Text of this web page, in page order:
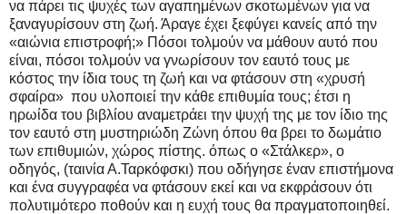
να πάρει τις ψυχές των αγαπημένων σκοτωμένων για να
ξαναγυρίσουν στη ζωή. Άραγε έχει ξεφύγει κανείς από την
«αιώνια επιστροφή;» Πόσοι τολμούν να μάθουν αυτό που
είναι, πόσοι τολμούν να γνωρίσουν τον εαυτό τους με
κόστος την ίδια τους τη ζωή και να φτάσουν στη «χρυσή
σφαίρα» που υλοποιεί την κάθε επιθυμία τους; έτσι η
ηρωίδα του βιβλίου αναμετράει την ψυχή της με τον ίδιο της
τον εαυτό στη μυστηριώδη Ζώνη όπου θα βρει το δωμάτιο
των επιθυμιών, χώρος πίστης. όπως ο «Στάλκερ», ο
οδηγός, (ταινία Α.Ταρκόφσκι) που οδήγησε έναν επιστήμονα
και ένα συγγραφέα να φτάσουν εκεί και να εκφράσουν ότι
πολυτιμότερο ποθούν και η ευχή τους θα πραγματοποιηθεί.